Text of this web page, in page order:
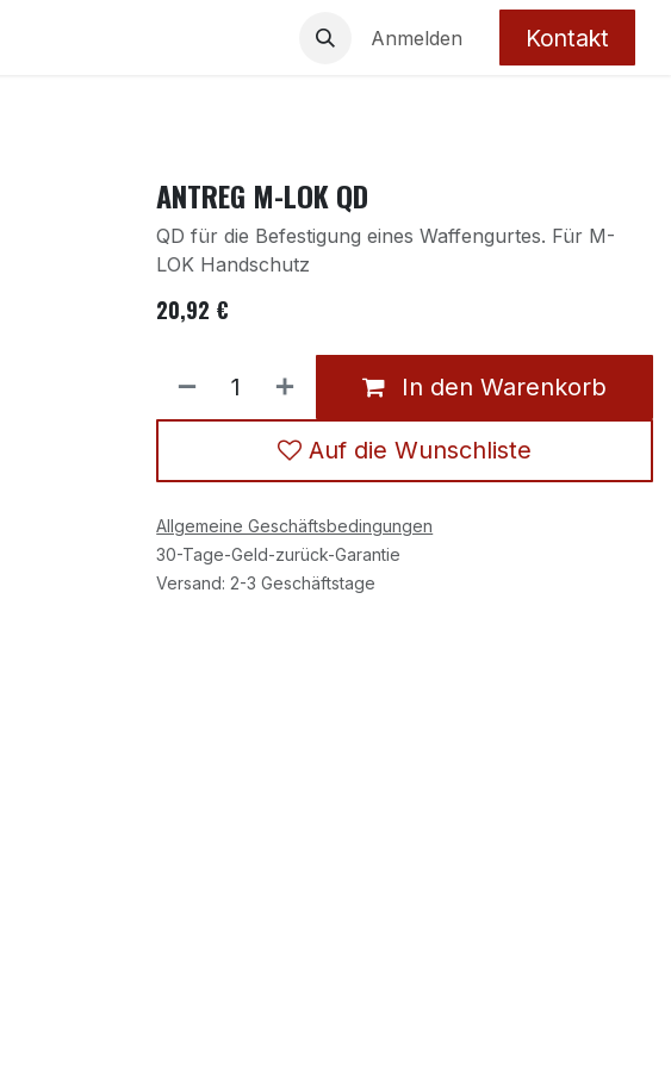
Anmelden Kontakt
ANTREG M-LOK QD
QD für die Befestigung eines Waffengurtes. Für M-
LOK Handschutz
20,92 €
In den Warenkorb
Auf die Wunschliste
Allgemeine Geschäftsbedingungen
30-Tage-Geld-zurück-Garantie
Versand: 2-3 Geschäftstage